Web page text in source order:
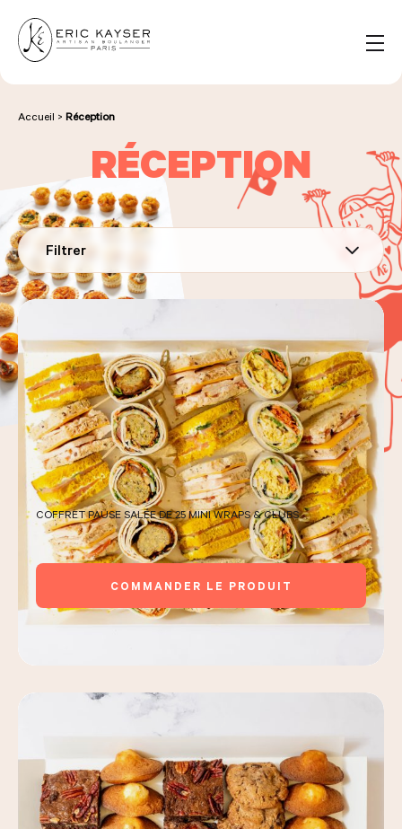
FR
NOS PRODUITS
NOS BOULANGERIES
LA MAISON D'ÉRIC KAYSER
ÉVÈNEMENTS & ENTREPRISES
LES COURS D'ÉRIC KAYSER
NOUS REJOINDRE
ACTUALITÉS
Demander un devis
Nous trouver
Commander
Accueil > Réception
RÉCEPTION
Filtrer
COFFRET PAUSE SALÉE DE 25 MINI WRAPS & CLUBS
COMMANDER LE PRODUIT